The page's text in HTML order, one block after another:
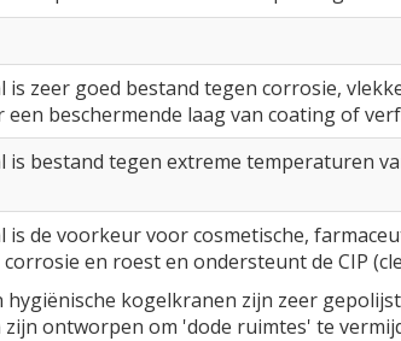
is zeer goed bestand tegen corrosie,
een beschermende laag van coating of
is bestand tegen extreme temperaturen
is de voorkeur voor cosmetische,
en roest en ondersteunt de CIP
hygiënische kogelkranen zijn zeer
ontworpen om 'dode ruimtes' te